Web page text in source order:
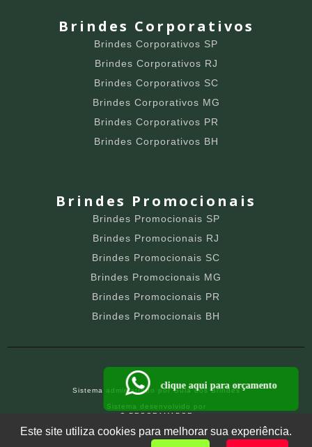
Brindes Corporativos
Brindes Corporativos SP
Brindes Corporativos RJ
Brindes Corporativos SC
Brindes Corporativos MG
Brindes Corporativos PR
Brindes Corporativos BH
Brindes Promocionais
Brindes Promocionais SP
Brindes Promocionais RJ
Brindes Promocionais SC
Brindes Promocionais MG
Brindes Promocionais PR
Brindes Promocionais BH
Sistema administrado porGuia dos Brindes
Sistema desenvolvido por
O PROGRAMADOR
clique aqui para orçamento
Este site utiliza cookies para melhorar sua experiência.